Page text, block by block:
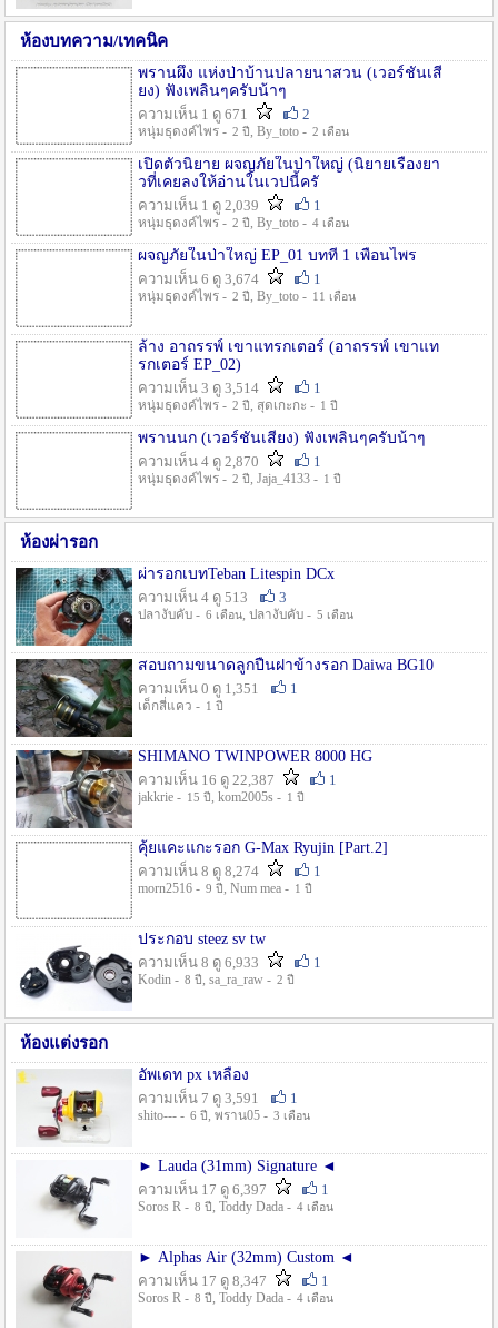
ห้องบทความ/เทคนิค
พรานผึ้ง แห่งป่าบ้านปลายนาสวน (เวอร์ชั่นเสี
ยง) ฟังเพลินๆครับน้าๆ
ความเห็น 1 ดู 671
2
หนุ่มธุดงค์ไพร - 2 ปี , By_toto - 2 เดือน
เปิดตัวนิยาย ผจญภัยในป่าใหญ่ (นิยายเรื่องยา
วที่เคยลงให้อ่านในเวปนี้ครั
ความเห็น 1 ดู 2,039
1
หนุ่มธุดงค์ไพร - 2 ปี , By_toto - 4 เดือน
ผจญภัยในป่าใหญ่ EP_01 บทที่ 1 เพื่อนไพร
ความเห็น 6 ดู 3,674
1
หนุ่มธุดงค์ไพร - 2 ปี , By_toto - 11 เดือน
ล้าง อาถรรพ์ เขาแทรกเตอร์ (อาถรรพ์ เขาแท
รกเตอร์ EP_02)
ความเห็น 3 ดู 3,514
1
หนุ่มธุดงค์ไพร - 2 ปี , สุดเกะกะ - 1 ปี
พรานนก (เวอร์ชั่นเสียง) ฟังเพลินๆครับน้าๆ
ความเห็น 4 ดู 2,870
1
หนุ่มธุดงค์ไพร - 2 ปี , Jaja_4133 - 1 ปี
ห้องผ่ารอก
ผ่ารอกเบทTeban Litespin DCx
ความเห็น 4 ดู 513
3
ปลางับคับ - 6 เดือน, ปลางับคับ - 5 เดือน
สอบถามขนาดลูกปืนฝาข้างรอก Daiwa BG10
ความเห็น 0 ดู 1,351
1
เด็กสี่แคว - 1 ปี
SHIMANO TWINPOWER 8000 HG
ความเห็น 16 ดู 22,387
1
jakkrie - 15 ปี , kom2005s - 1 ปี
คุ้ยแคะแกะรอก G-Max Ryujin [Part.2]
ความเห็น 8 ดู 8,274
1
morn2516 - 9 ปี , Num mea - 1 ปี
ประกอบ steez sv tw
ความเห็น 8 ดู 6,933
1
Kodin - 8 ปี , sa_ra_raw - 2 ปี
ห้องแต่งรอก
อัพเดท px เหลือง
ความเห็น 7 ดู 3,591
1
shito--- - 6 ปี , พราน05 - 3 เดือน
► Lauda (31mm) Signature ◄
ความเห็น 17 ดู 6,397
1
Soros R - 8 ปี , Toddy Dada - 4 เดือน
► Alphas Air (32mm) Custom ◄
ความเห็น 17 ดู 8,347
1
Soros R - 8 ปี , Toddy Dada - 4 เดือน